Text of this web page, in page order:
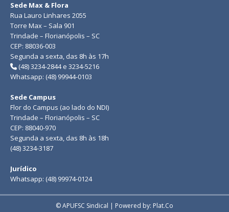
Sede Max & Flora
Rua Lauro Linhares 2055
Torre Max – Sala 901
Trindade – Florianópolis – SC
CEP: 88036-003
Segunda a sexta, das 8h às 17h
(48) 3234-2844 e 3234-5216
Whatsapp: (48) 99944-0103
Sede Campus
Flor do Campus (ao lado do NDI)
Trindade – Florianópolis – SC
CEP: 88040-970
Segunda a sexta, das 8h às 18h
(48) 3234-3187
Jurídico
Whatsapp: (48) 99974-0124
© APUFSC Sindical | Powered by: Plat.Co